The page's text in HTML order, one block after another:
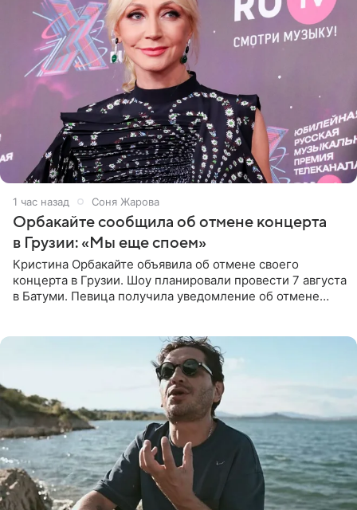
1 час назад Соня Жарова
Орбакайте сообщила об отмене концерта
в Грузии: «Мы еще споем»
Кристина Орбакайте объявила об отмене своего
концерта в Грузии. Шоу планировали провести 7 августа
в Батуми. Певица получила уведомление об отмене